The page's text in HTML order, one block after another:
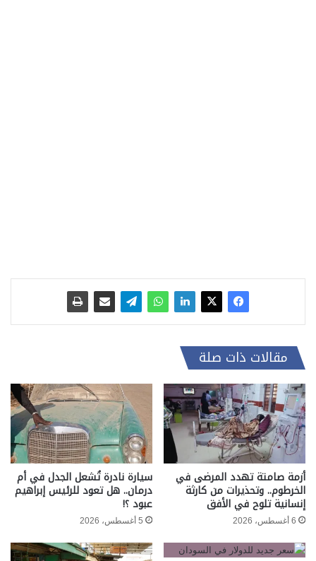
مقالات ذات صلة
أزمة صامتة تهدد المرضى في
الخرطوم.. وتحذيرات من كارثة
إنسانية تلوح في الأفق
6 أغسطس، 2026
سيارة نادرة تُشعل الجدل في أم
درمان.. هل تعود للرئيس إبراهيم
عبود ؟!
5 أغسطس، 2026